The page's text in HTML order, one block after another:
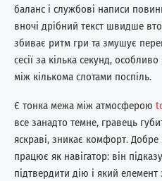
баланс і службові написи
вночі дрібний текст швидше
збиває ритм гри та змушує
сесії за кілька секунд,
між кількома слотами поспіль.
Є тонка межа між атмосферою
все занадто темне, гравець
яскраві, зникає комфорт.
працює як навігатор: він
підтвердити дію і який